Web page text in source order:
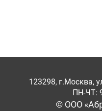
123298, г.Москва,
ПН-ЧТ:
© ООО